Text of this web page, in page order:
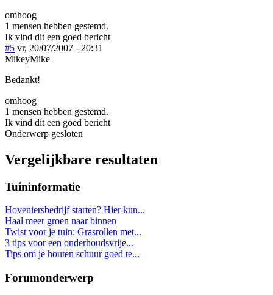
omhoog
1 mensen hebben gestemd.
Ik vind dit een goed bericht
#5 vr, 20/07/2007 - 20:31
MikeyMike
Bedankt!
omhoog
1 mensen hebben gestemd.
Ik vind dit een goed bericht
Onderwerp gesloten
Vergelijkbare resultaten
Tuininformatie
Hoveniersbedrijf starten? Hier kun...
Haal meer groen naar binnen
Twist voor je tuin: Grasrollen met...
3 tips voor een onderhoudsvrije...
Tips om je houten schuur goed te...
Forumonderwerp